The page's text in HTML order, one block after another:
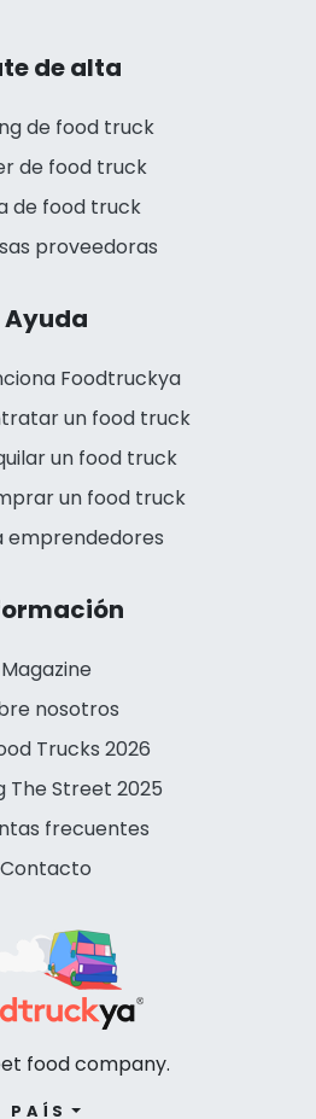
de alta
de food truck
de food truck
de food truck
proveedoras
Ayuda
Foodtruckya
un food truck
un food truck
un food truck
emprendedores
Magazine
nosotros
Trucks 2026
The Street 2025
frecuentes
Contacto
food company.
PAÍS